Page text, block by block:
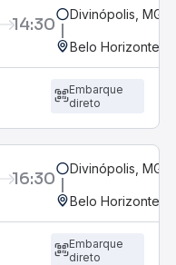
14:30 Divinópolis, MG -
Belo Horizonte,
Embarque
direto
16:30 Divinópolis, MG -
Belo Horizonte,
Embarque
direto